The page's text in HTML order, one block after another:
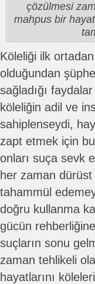
çözülmesi
mahpus bir
Köleliği ilk
olduğundan
sağladığı
köleliğin adil ve
sahiplenseydi,
zapt etmek için
onları suça sevk
her zaman
tahammül
doğru kullanma
gücün
suçların sonu
zaman tehlikeli
hayatlarını